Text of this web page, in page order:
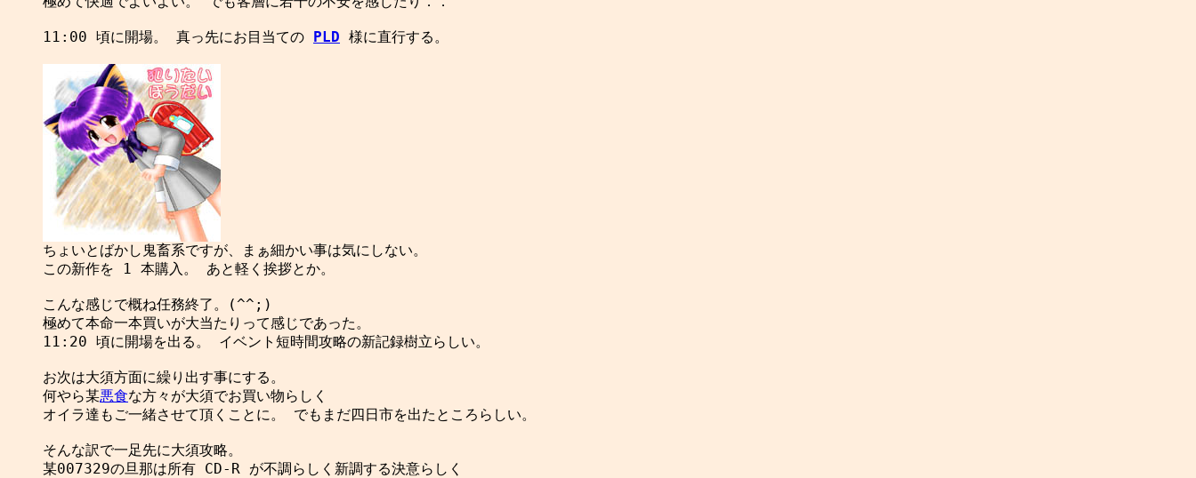
11:00 頃に開場。 真っ先にお目当ての PL D 様に直行する。
この新作を 1 本購入。 あと軽く挨拶とか。
こんな感じで概ね任務終了。(^^;)
極めて本命一本買いが大当たりって感じであった。
11:20 頃に開場を出る。 イベント短時間攻略の新記録樹立らしい。
お次は大須方面に繰り出す事にする。
何やら某悪食な方々が大須でお買い物らしく
オイラ達もご一緒させて頂くことに。 でもまだ四日市を出たところらしい。
そんな訳で一足先に大須攻略。